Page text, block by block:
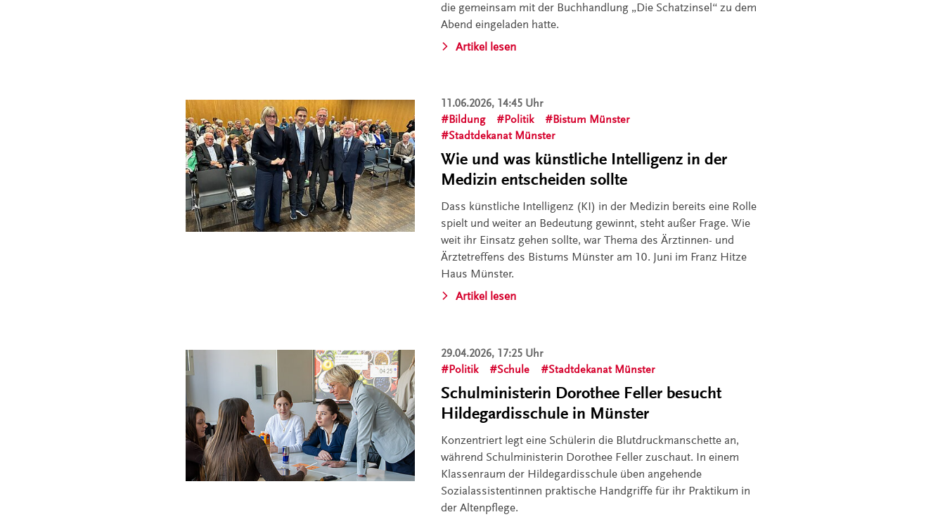
die gemeinsam mit der Buchhandlung „Die Schatzinsel“ zu dem
Abend eingeladen hatte.
Artikel lesen
11.06.2026, 14:45 Uhr
Bildung
Politik
Bistum Münster
Stadtdekanat Münster
Wie und was künstliche Intelligenz in der
Medizin entscheiden sollte
Dass künstliche Intelligenz (KI) in der Medizin bereits eine Rolle
spielt und weiter an Bedeutung gewinnt, steht außer Frage. Wie
weit ihr Einsatz gehen sollte, war Thema des Ärztinnen- und
Ärztetreffens des Bistums Münster am 10. Juni im Franz Hitze
Haus Münster.
Artikel lesen
29.04.2026, 17:25 Uhr
Politik
Schule Stadtdekanat Münster
Schulministerin Dorothee Feller besucht
Hildegardisschule in Münster
Konzentriert legt eine Schülerin die Blutdruckmanschette an,
während Schulministerin Dorothee Feller zuschaut. In einem
Klassenraum der Hildegardisschule üben angehende
Sozialassistentinnen praktische Handgriffe für ihr Praktikum in
der Altenpflege.